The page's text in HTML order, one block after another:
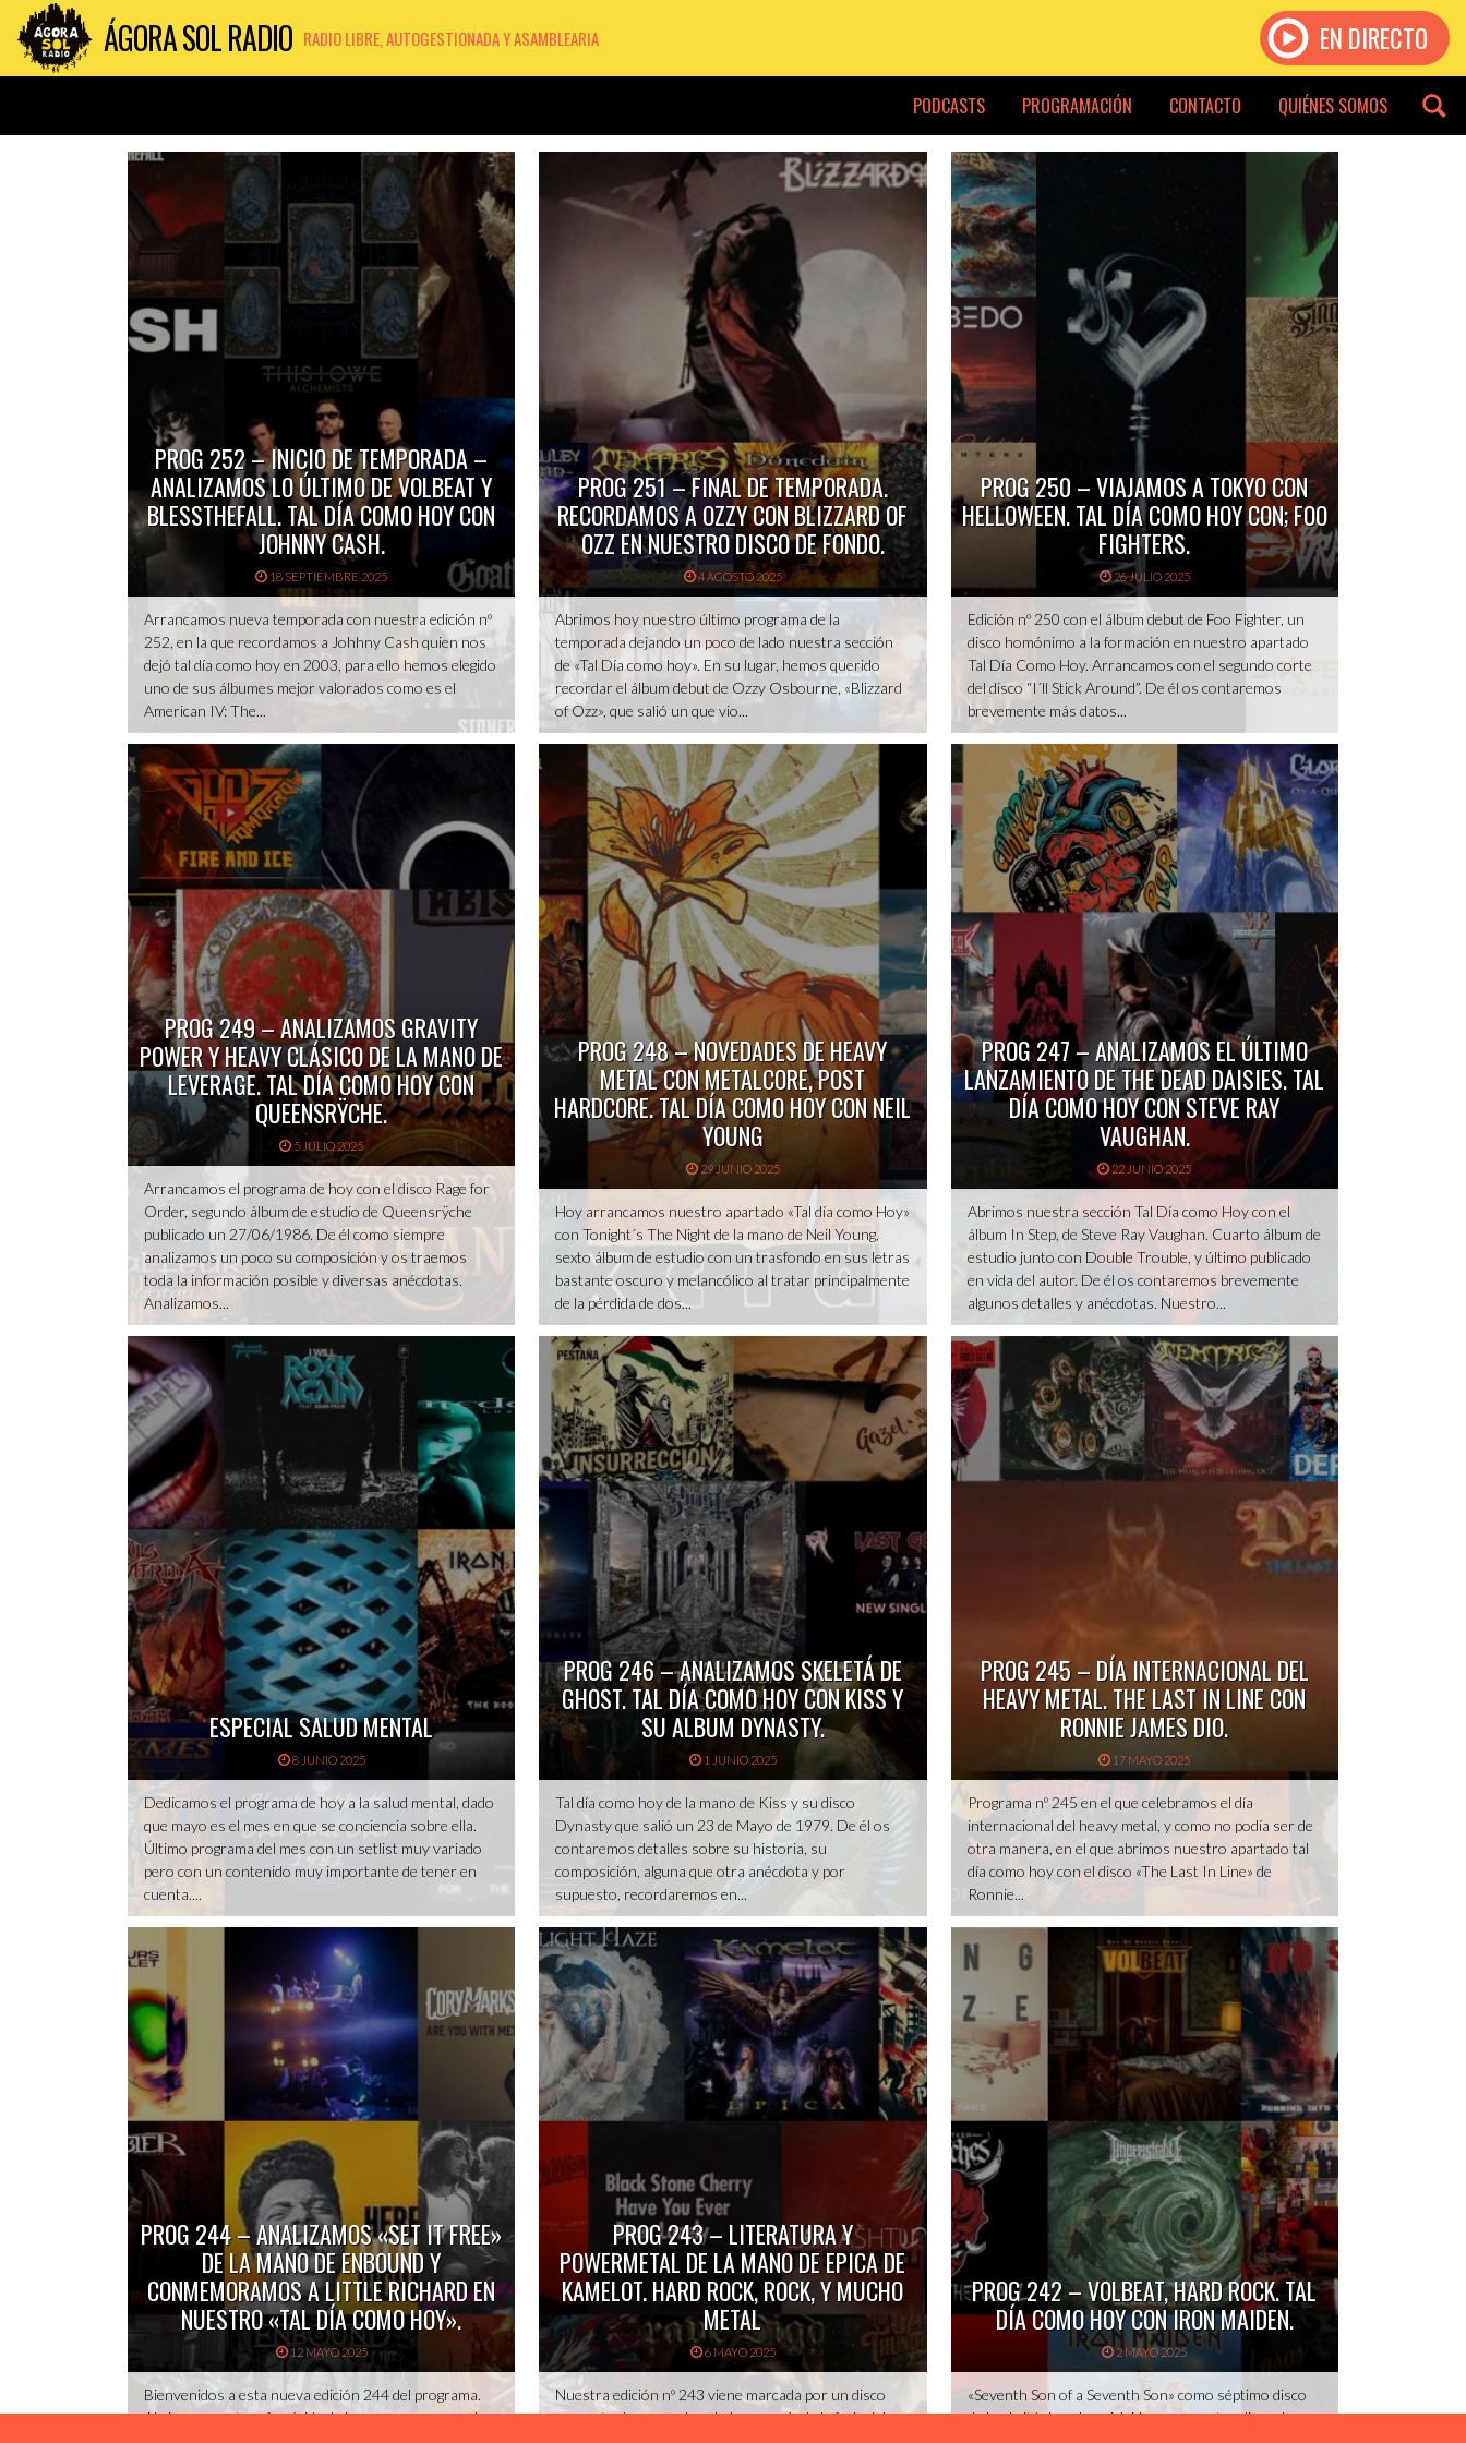
ÁGORA SOL RADIO RADIO LIBRE, AUTOGESTIONADA Y ASAMBLEARIA EN DIRECTO
PODCASTS PROGRAMACIÓN CONTACTO QUIÉNES SOMOS
PROG 252 – INICIO DE TEMPORADA –
ANALIZAMOS LO ÚLTIMO DE VOLBEAT Y
BLESSTHEFALL. TAL DÍA COMO HOY CON
JOHNNY CASH.
18 SEPTIEMBRE 2025
Arrancamos nueva temporada con nuestra edición nº
252, en la que recordamos a Johhny Cash quien nos
dejó tal día como hoy en 2003, para ello hemos elegido
uno de sus álbumes mejor valorados como es el
American IV: The...
PROG 251 – FINAL DE TEMPORADA.
RECORDAMOS A OZZY CON BLIZZARD OF
OZZ EN NUESTRO DISCO DE FONDO.
4 AGOSTO 2025
Abrimos hoy nuestro último programa de la
temporada dejando un poco de lado nuestra sección
de «Tal Día como hoy». En su lugar, hemos querido
recordar el álbum debut de Ozzy Osbourne, «Blizzard
of Ozz», que salió un que vio...
PROG 250 – VIAJAMOS A TOKYO CON
HELLOWEEN. TAL DÍA COMO HOY CON; FOO
FIGHTERS.
26 JULIO 2025
Edición nº 250 con el álbum debut de Foo Fighter, un
disco homónimo a la formación en nuestro apartado
Tal Día Como Hoy. Arrancamos con el segundo corte
del disco “I´ll Stick Around”. De él os contaremos
brevemente más datos...
PROG 249 – ANALIZAMOS GRAVITY
POWER Y HEAVY CLÁSICO DE LA MANO DE
LEVERAGE. TAL DÍA COMO HOY CON
QUEENSRŸCHE.
5 JULIO 2025
Arrancamos el programa de hoy con el disco Rage for
Order, segundo álbum de estudio de Queensrÿche
publicado un 27/06/1986. De él como siempre
analizamos un poco su composición y os traemos
toda la información posible y diversas anécdotas.
Analizamos...
PROG 248 – NOVEDADES DE HEAVY
METAL CON METALCORE, POST
HARDCORE. TAL DÍA COMO HOY CON NEIL
YOUNG
29 JUNIO 2025
Hoy arrancamos nuestro apartado «Tal día como Hoy»
con Tonight´s The Night de la mano de Neil Young,
sexto álbum de estudio con un trasfondo en sus letras
bastante oscuro y melancólico al tratar principalmente
de la pérdida de dos...
PROG 247 – ANALIZAMOS EL ÚLTIMO
LANZAMIENTO DE THE DEAD DAISIES. TAL
DÍA COMO HOY CON STEVE RAY
VAUGHAN.
22 JUNIO 2025
Abrimos nuestra sección Tal Día como Hoy con el
álbum In Step, de Steve Ray Vaughan. Cuarto álbum de
estudio junto con Double Trouble, y último publicado
en vida del autor. De él os contaremos brevemente
algunos detalles y anécdotas. Nuestro...
ESPECIAL SALUD MENTAL
8 JUNIO 2025
Dedicamos el programa de hoy a la salud mental, dado
que mayo es el mes en que se conciencia sobre ella.
Último programa del mes con un setlist muy variado
pero con un contenido muy importante de tener en
cuenta....
PROG 246 – ANALIZAMOS SKELETÁ DE
GHOST. TAL DÍA COMO HOY CON KISS Y
SU ALBUM DYNASTY.
1 JUNIO 2025
Tal día como hoy de la mano de Kiss y su disco
Dynasty que salió un 23 de Mayo de 1979. De él os
contaremos detalles sobre su historia, su
composición, alguna que otra anécdota y por
supuesto, recordaremos en...
PROG 245 – DÍA INTERNACIONAL DEL
HEAVY METAL. THE LAST IN LINE CON
RONNIE JAMES DIO.
17 MAYO 2025
Programa nº 245 en el que celebramos el día
internacional del heavy metal, y como no podía ser de
otra manera, en el que abrimos nuestro apartado tal
día como hoy con el disco «The Last In Line» de
Ronnie...
PROG 244 – ANALIZAMOS «SET IT FREE»
DE LA MANO DE ENBOUND Y
CONMEMORAMOS A LITTLE RICHARD EN
NUESTRO «TAL DÍA COMO HOY».
12 MAYO 2025
Bienvenidos a esta nueva edición 244 del programa.
Abrimos nuestra efeméride de la semana con uno de
PROG 243 – LITERATURA Y
POWERMETAL DE LA MANO DE EPICA DE
KAMELOT. HARD ROCK, ROCK, Y MUCHO
METAL
6 MAYO 2025
Nuestra edición nº 243 viene marcada por un disco
conceptual, aprovechando la cercanía de la feria del
PROG 242 – VOLBEAT, HARD ROCK. TAL
DÍA COMO HOY CON IRON MAIDEN.
2 MAYO 2025
«Seventh Son of a Seventh Son» como séptimo disco
de los británicos Iron Maiden, es nuestro disco de